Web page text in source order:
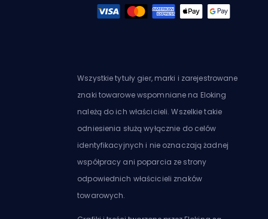
Wszystkie tytuły gier, marki i zarejestrowane
znaki towarowe wspomniane na Eloking
należą do ich właścicieli. Wszelkie takie
odniesienia służą wyłącznie do celów
identyfikacyjnych i nie oznaczają żadnej
współpracy ani poparcia ze strony
odpowiednich właścicieli znaków
towarowych.